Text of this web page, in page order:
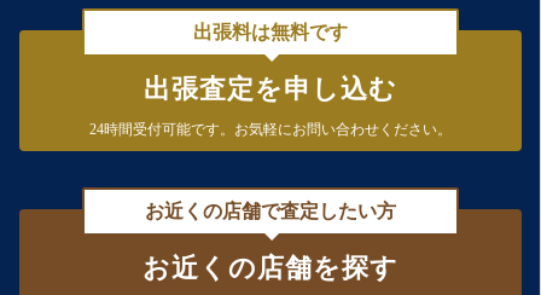
出張料は無料です
出張査定を申し込む
24時間受付可能です。 お気軽にお問い合わせください。
お近くの店舗で査定したい方
お近くの店舗を探す